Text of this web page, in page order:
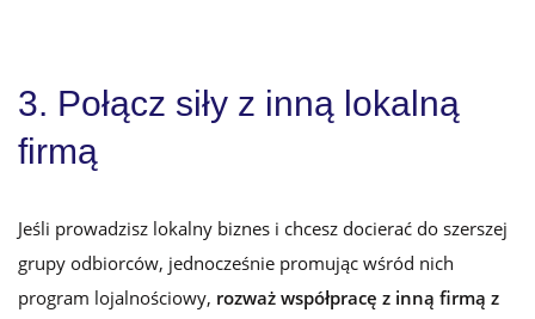
3. Połącz siły z inną lokalną
firmą
Jeśli prowadzisz lokalny biznes i chcesz docierać do szerszej
grupy odbiorców, jednocześnie promując wśród nich
program lojalnościowy, rozważ współpracę z inną firmą z